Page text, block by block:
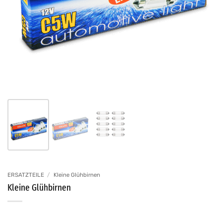
ERSATZTEILE / Kleine Glühbirnen
Kleine Glühbirnen